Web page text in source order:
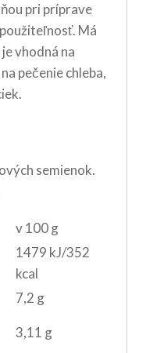
pri príprave
Má
vhodná na
pečenie chleba,
semienok.
v 100 g
1479 kJ/352
kcal
7,2 g
3,11 g